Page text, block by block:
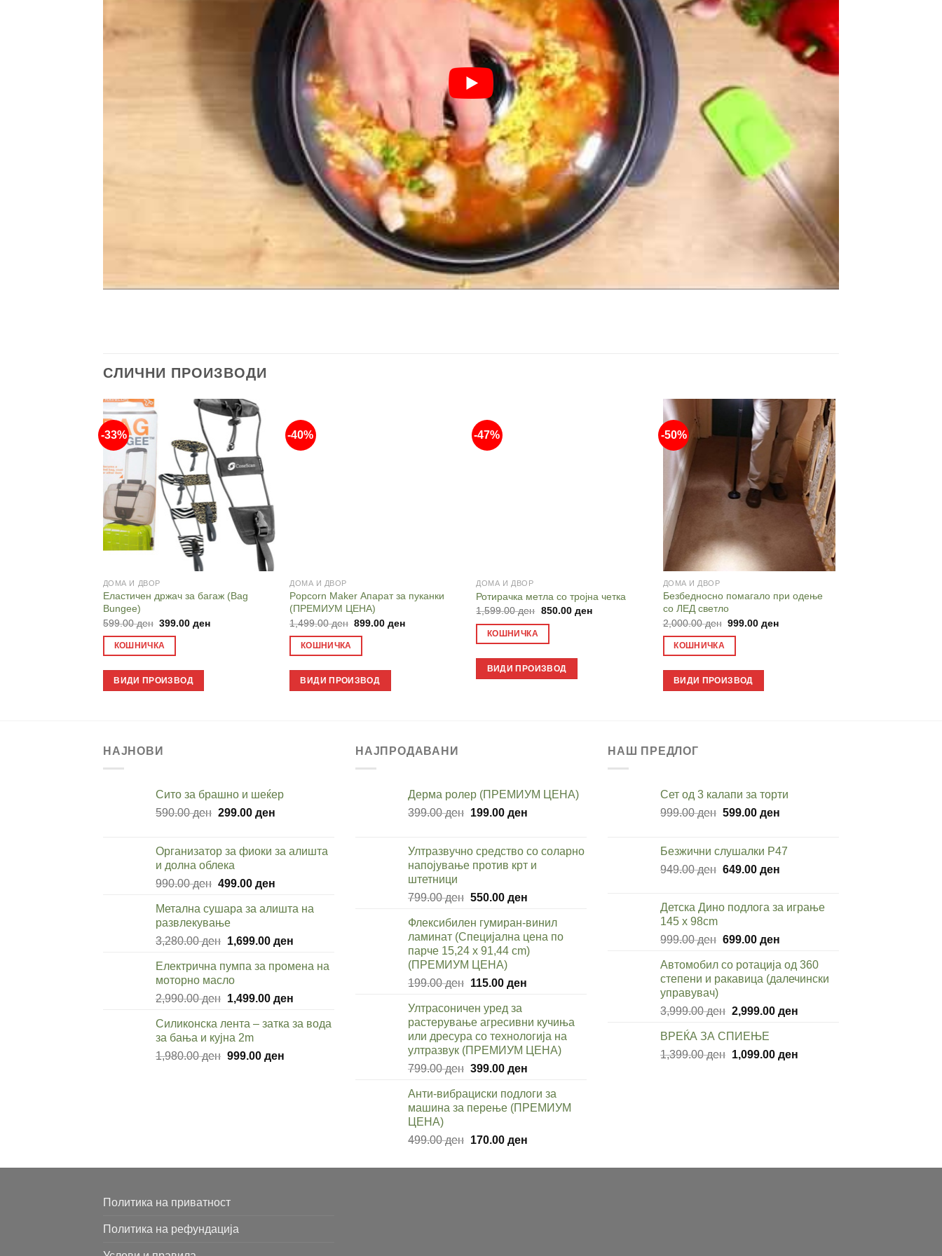
СЛИЧНИ ПРОИЗВОДИ
-33%
ДОМА И ДВОР
Еластичен држач за багаж (Bag
Bungee)
599.00ден Original
was:
599.00 ден.
399.00денCurrent
КОШНИЧКА
ВИДИ ПРОИЗВОД
-40%
ДОМА И ДВОР
Popcorn Maker Апарат за пуканки
(ПРЕМИУМ ЦЕНА)
1,499.00ден Original
899.00денCurrent
КОШНИЧКА
ВИДИ ПРОИЗВОД
-47%
ДОМА И ДВОР
Ротирачка метла со тројна четка
1,599.00ден Original
850.00 денCurrent
КОШНИЧКА
ВИДИ ПРОИЗВОД
-50%
ДОМА И ДВОР
Безбедносно помагало при одење
со ЛЕД светло
2,000.00ден Original
999.00 денCurrent
КОШНИЧКА
ВИДИ ПРОИЗВОД
НАЈНОВИ
Cито за брашно и шеќер
590.00ден Original
590.00 ден.
299.00 денCurrent
299.00 ден.
Организатор за фиоки за алишта
и долна облека
990.00ден Original
was:
990.00 ден.
499.00 денCurrent
is:
Метална сушара за алишта на
развлекување
3,280.00ден Original
was:
3,280.00 ден.
1,699.00 денCurrent
is:
Електрична пумпа за промена на
моторно масло
2,990.00ден Original
was:
2,990.00 ден.
1,499.00 денCurrent
is:
Силиконска лента – затка за вода
за бања и кујна 2m
1,980.00ден Original
999.00 денCurrent
НАЈПРОДАВАНИ
Дерма ролер (ПРЕМИУМ ЦЕНА)
399.00ден Original
399.00 ден.
199.00 денCurrent
199.00 ден.
Ултразвучно средство со соларно
напојување против крт и
штетници
799.00ден Original
was:
799.00 ден.
550.00 денCurrent
is:
550.00 ден.
Флексибилен гумиран-винил
ламинат (Специјална цена по
парче 15,24 x 91,44 cm)
(ПРЕМИУМ ЦЕНА)
199.00ден Original
was:
199.00 ден.
115.00 денCurrent
115.00 ден.
Ултрасоничен уред за
растерување агресивни кучиња
или дресура со технологија на
ултразвук (ПРЕМИУМ ЦЕНА)
799.00ден Original
was:
799.00 ден.
399.00 денCurrent
is:
399.00 ден.
Анти-вибрациски подлоги за
машина за перење (ПРЕМИУМ
ЦЕНА)
499.00ден Original
was:
170.00 денCurrent
is:
НАШ ПРЕДЛОГ
Сет од 3 калапи за торти
999.00ден Original
999.00 ден.
599.00 денCurrent
599.00 ден.
Безжични слушалки P47
949.00ден Original
949.00 ден.
649.00 денCurrent
649.00 ден.
Детска Дино подлога за играње
145 x 98cm
999.00ден Original
was:
999.00 ден.
699.00 денCurrent
is:
699.00 ден.
Автомобил со ротација од 360
степени и ракавица (далечински
управувач)
3,999.00ден Original
was:
3,999.00 ден.
2,999.00 денCurrent
2,999.00 ден.
ВРЕЌА ЗА СПИЕЊЕ
1,399.00ден Original
1,099.00 денCurrent
Политика на приватност
Политика на рефундација